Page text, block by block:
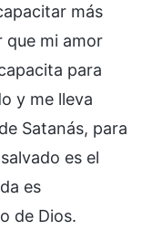
más
que mi amor
para
y me lleva
Satanás, para
es el
es
de Dios.